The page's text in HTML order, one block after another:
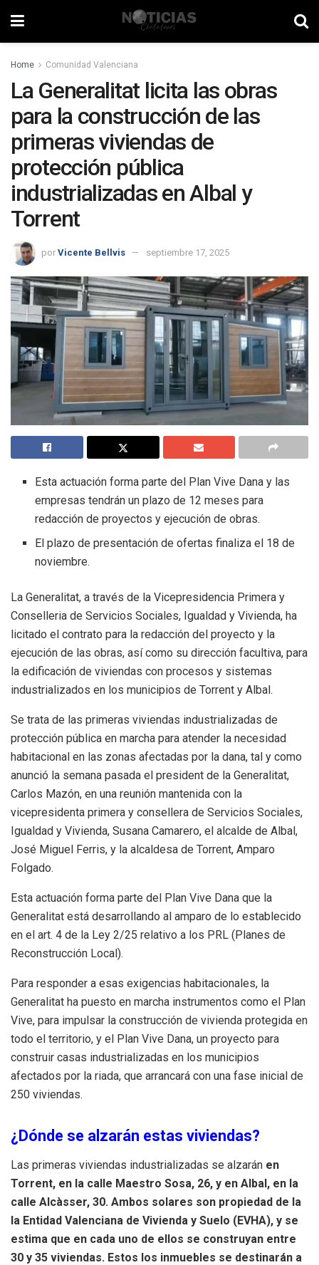
Home Comunidad Valenciana
La Generalitat licita las obras
para la construcción de las
primeras viviendas de
protección pública
industrializadas en Albal y
Torrent
por Vicente Bellvis septiembre 17, 2025
Esta actuación forma parte del Plan Vive Dana y las
empresas tendrán un plazo de 12 meses para
redacción de proyectos y ejecución de obras.
El plazo de presentación de ofertas finaliza el 18 de
noviembre.
La Generalitat, a través de la Vicepresidencia Primera y
Conselleria de Servicios Sociales, Igualdad y Vivienda, ha
licitado el contrato para la redacción del proyecto y la
ejecución de las obras, así como su dirección facultiva, para
la edificación de viviendas con procesos y sistemas
industrializados en los municipios de Torrent y Albal.
Se trata de las primeras viviendas industrializadas de
protección pública en marcha para atender la necesidad
habitacional en las zonas afectadas por la dana, tal y como
anunció la semana pasada el president de la Generalitat,
Carlos Mazón, en una reunión mantenida con la
vicepresidenta primera y consellera de Servicios Sociales,
Igualdad y Vivienda, Susana Camarero, el alcalde de Albal,
José Miguel Ferris, y la alcaldesa de Torrent, Amparo
Folgado.
Esta actuación forma parte del Plan Vive Dana que la
Generalitat está desarrollando al amparo de lo establecido
en el art. 4 de la Ley 2/25 relativo a los PRL (Planes de
Reconstrucción Local).
Para responder a esas exigencias habitacionales, la
Generalitat ha puesto en marcha instrumentos como el Plan
Vive, para impulsar la construcción de vivienda protegida en
todo el territorio, y el Plan Vive Dana, un proyecto para
construir casas industrializadas en los municipios
afectados por la riada, que arrancará con una fase inicial de
250 viviendas.
¿Dónde se alzarán estas viviendas?
Las primeras viviendas industrializadas se alzarán en
Torrent, en la calle Maestro Sosa, 26, y en Albal, en la
calle Alcàsser, 30. Ambos solares son propiedad de la
la Entidad Valenciana de Vivienda y Suelo (EVHA), y se
estima que en cada uno de ellos se construyan entre
30 y 35 viviendas. Estos los inmuebles se destinarán a